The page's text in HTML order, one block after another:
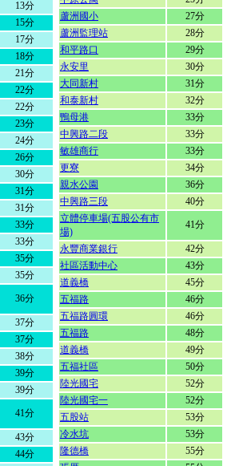
13分
15分
17分
18分
21分
22分
22分
23分
24分
26分
30分
31分
31分
33分
33分
35分
35分
36分
37分
37分
38分
39分
39分
41分
43分
44分
蘆洲國小
27分
蘆洲監理站
28分
和平路口
29分
永安里
30分
大同新村
31分
和泰新村
32分
鴨母港
33分
中興路二段
33分
敏雄商行
33分
更寮
34分
親水公園
36分
中興路三段
40分
立體停車場(五股公有市
場)
41分
永豐商業銀行
42分
社區活動中心
43分
道義橋
45分
五福路
46分
五福路圓環
46分
五福路
48分
道義橋
49分
五福社區
50分
陸光國宅
52分
陸光國宅一
52分
五股站
53分
冷水坑
53分
隆德橋
55分